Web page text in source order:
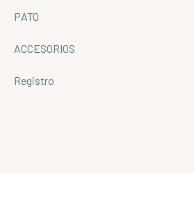
PATO
ACCESORIOS
Registro